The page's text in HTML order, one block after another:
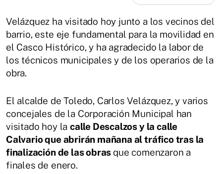
Velázquez ha visitado hoy junto a los vecinos del
barrio, este eje fundamental para la movilidad en
el Casco Histórico, y ha agradecido la labor de
los técnicos municipales y de los operarios de la
obra.
El alcalde de Toledo, Carlos Velázquez, y varios
concejales de la Corporación Municipal han
visitado hoy la calle Descalzos y la calle
Calvario que abrirán mañana al tráfico tras la
finalización de las obras que comenzaron a
finales de enero.